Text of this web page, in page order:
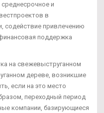
и
в
содействие привлечению
поддержка
на свежевыструганном
дереве, возникшие
если на это место
переходный период
компании, базирующиеся